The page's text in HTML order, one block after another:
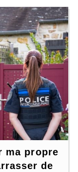
ma propre
de